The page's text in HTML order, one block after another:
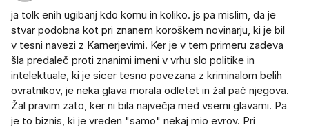
ja tolk enih ugibanj kdo komu in koliko. js pa mislim, da je
stvar podobna kot pri znanem koroškem novinarju, ki je bil
v tesni navezi z Karnerjevimi. Ker je v tem primeru zadeva
šla predaleč proti znanimi imeni v vrhu slo politike in
intelektuale, ki je sicer tesno povezana z kriminalom belih
ovratnikov, je neka glava morala odletet in žal pač njegova.
Žal pravim zato, ker ni bila največja med vsemi glavami. Pa
je to biznis, ki je vreden "samo" nekaj mio evrov. Pri